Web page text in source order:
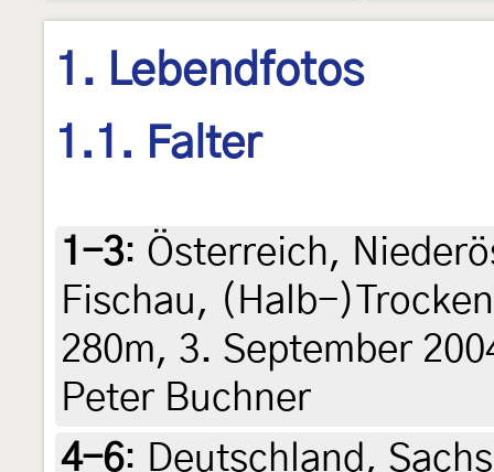
1. Lebendfotos
1.1. Falter
1-3: Österreich,
Fischau, (Halb-
280m, 3. September
Peter Buchner
4-6: Deutschland,